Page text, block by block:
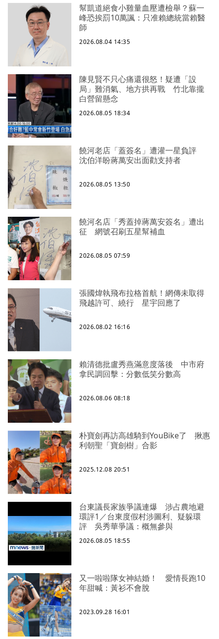
幫凱道絕食小雞量血壓遭檢舉？蘇一
峰恐挨罰10萬諷：只准賴總統當賴醫
師
2026.08.04 14:35
陳見賢不只心痛還很怒！疑遭「設
局」難消氣、地方拱再戰 竹北靠攏
白營留懸念
2026.08.05 18:34
饒河老店「蓋簽名」遭灌一星負評
沈伯洋盼蔣萬安出面勸支持者
2026.08.05 13:50
饒河名店「秀蓋掉蔣萬安簽名」遭出
征 網號召刷五星幫補血
2026.08.05 07:59
張國煒執飛布拉格首航！網傳未取得
飛越許可、繞行 星宇回應了
2026.08.02 16:16
賴清德批盧秀燕滿意度落後 中市府
拿民調回擊：分數低笑分數高
2026.08.06 08:18
朴寶劍再訪高雄騎到YouBike了 揪惠
利朝聖「寶劍樹」合影
2025.12.08 20:51
台東議長家族爭議連爆 涉占農地避
環評1／台東度假村涉圖利、疑躲環
評 吳秀華爭議：概無參與
2026.08.05 18:55
又一啦啦隊女神結婚！ 愛情長跑10
年甜喊：黃衫不會脫
2023.09.28 16:01